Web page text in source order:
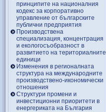
принципите на националния
кодекс за корпоративно
управление от българските
публични предприятия
Производствена
специализация, концентрация
и екологосъобразност в
развитието на териториалните
единици
Изменения в регионалната
структура на международните
производствено-икономически
отношения
Структури промени и
инвестиционни приоритети в
енергериката на България